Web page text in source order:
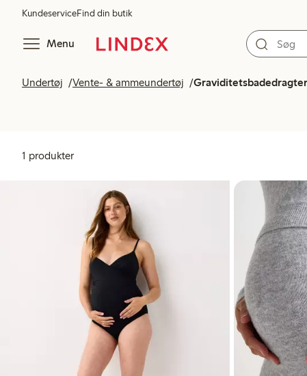
KundeserviceFind din butik
Menu
Undertøj Vente- & ammeundertøj Graviditetsbadedragter
1 produkter